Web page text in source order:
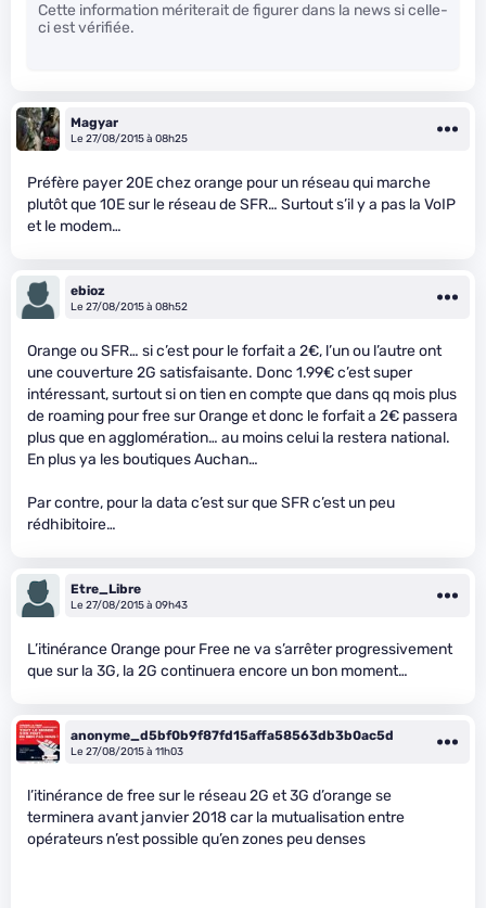
Cette information mériterait de figurer dans la news si celle-
ci est vérifiée.
Magyar
Le 27/08/2015 à 08h25
Préfère payer 20E chez orange pour un réseau qui marche
plutôt que 10E sur le réseau de SFR… Surtout s’il y a pas la VoIP
et le modem…
ebioz
Le 27/08/2015 à 08h52
Orange ou SFR… si c’est pour le forfait a 2€, l’un ou l’autre ont
une couverture 2G satisfaisante. Donc 1.99€ c’est super
intéressant, surtout si on tien en compte que dans qq mois plus
de roaming pour free sur Orange et donc le forfait a 2€ passera
plus que en agglomération… au moins celui la restera national.
En plus ya les boutiques Auchan…
Par contre, pour la data c’est sur que SFR c’est un peu
rédhibitoire…
Etre_Libre
Le 27/08/2015 à 09h43
L’itinérance Orange pour Free ne va s’arrêter progressivement
que sur la 3G, la 2G continuera encore un bon moment…
anonyme_d5bf0b9f87fd15affa58563db3b0ac5d
Le 27/08/2015 à 11h03
l’itinérance de free sur le réseau 2G et 3G d’orange se
terminera avant janvier 2018 car la mutualisation entre
opérateurs n’est possible qu’en zones peu denses